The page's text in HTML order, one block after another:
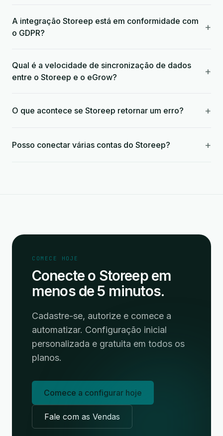
A integração Storeep está em conformidade com
o GDPR?
+
Qual é a velocidade de sincronização de dados
entre o Storeep e o eGrow?
+
O que acontece se Storeep retornar um erro? +
Posso conectar várias contas do Storeep? +
COMECE HOJE
Conecte o Storeep em
menos de 5 minutos.
Cadastre-se, autorize e comece a
automatizar. Configuração inicial
personalizada e gratuita em todos os
planos.
Comece a configurar hoje
Fale com as Vendas